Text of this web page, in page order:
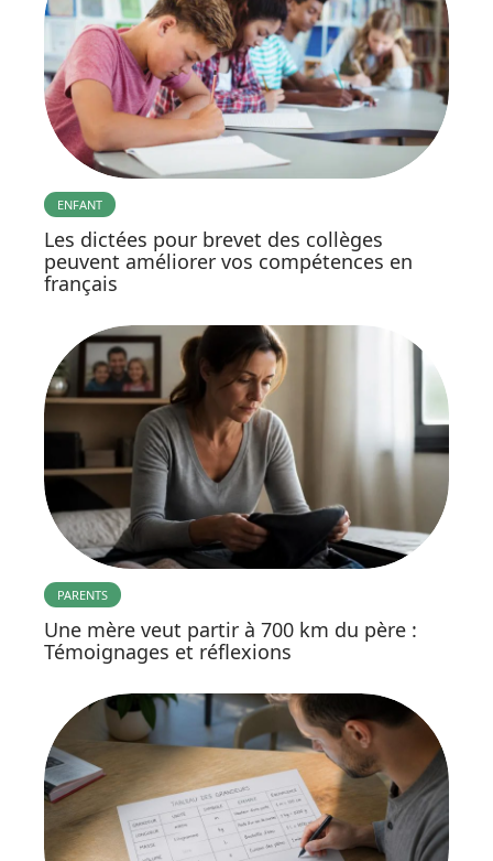
ENFANT
Les dictées pour brevet des collèges
peuvent améliorer vos compétences en
français
PARENTS
Une mère veut partir à 700 km du père :
Témoignages et réflexions